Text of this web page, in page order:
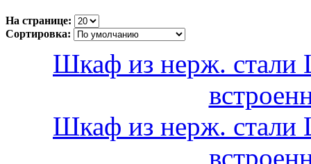
На странице:
Сортировка:
Шкаф из нерж.
Шкаф из нерж.